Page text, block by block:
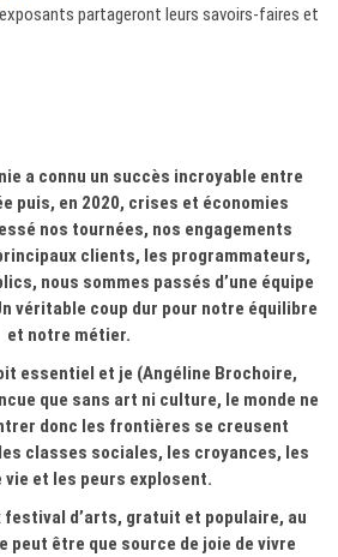
partageront leurs savoirs-faires et
a connu un succès incroyable entre
puis, en 2020, crises et économies
nos tournées, nos engagements
clients, les programmateurs,
nous sommes passés d’une équipe
véritable coup dur pour notre équilibre
et notre métier.
essentiel et je (Angéline Brochoire,
que sans art ni culture, le monde ne
donc les frontières se creusent
classes sociales, les croyances, les
vie et les peurs explosent.
festival d’arts, gratuit et populaire, au
peut être que source de joie de vivre